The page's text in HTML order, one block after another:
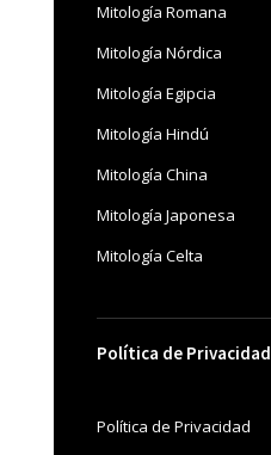
Mitología Romana
Mitología Nórdica
Mitología Egipcia
Mitología Hindú
Mitología China
Mitología Japonesa
Mitología Celta
Política de Privacidad
Política de Privacidad